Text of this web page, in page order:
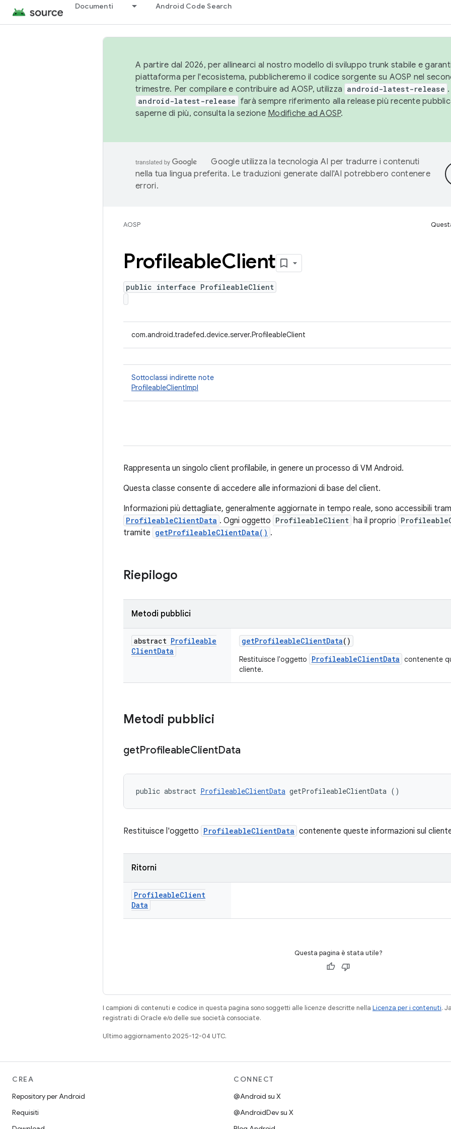
Documenti Android Code Search
A partire dal 2026, per allinearci al nostro modello di sviluppo trunk stabile e
piattaforma per l'ecosistema, pubblicheremo il codice sorgente su AOSP nel
trimestre. Per compilare e contribuire ad AOSP, utilizza android-latest-release
android-latest-release farà sempre riferimento alla release più recente
saperne di più, consulta la sezione Modifiche ad AOSP.
Google utilizza la tecnologia AI per tradurre i contenuti
nella tua lingua preferita. Le traduzioni generate dall'AI potrebbero contenere
errori.
AOSP
ProfileableClient
public interface ProfileableClient
com.android.tradefed.device.server.ProfileableClient
Sottoclassi indirette note
ProfileableClientImpl
Rappresenta un singolo client profilabile, in genere un processo di VM Android.
Questa classe consente di accedere alle informazioni di base del client.
Informazioni più dettagliate, generalmente aggiornate in tempo reale, sono accessibili
ProfileableClientData . Ogni oggetto ProfileableClient ha il proprio
tramite getProfileableClientData() .
Riepilogo
Metodi pubblici
abstract Profileable
ClientData
getProfileableClientData()
Restituisce l'oggetto ProfileableClientData contenente
cliente.
Metodi pubblici
getProfileableClientData
public abstract ProfileableClientData getProfileableClientData ()
Restituisce l'oggetto ProfileableClientData contenente queste informazioni sul
Ritorni
ProfileableClient
Data
Questa pagina è stata utile?
I campioni di contenuti e codice in questa pagina sono soggetti alle licenze descritte nella Licenza per i contenuti.
registrati di Oracle e/o delle sue società consociate.
Ultimo aggiornamento 2025-12-04 UTC.
CREA
Repository per Android
Requisiti
CONNECT
@Android su X
@AndroidDev su X